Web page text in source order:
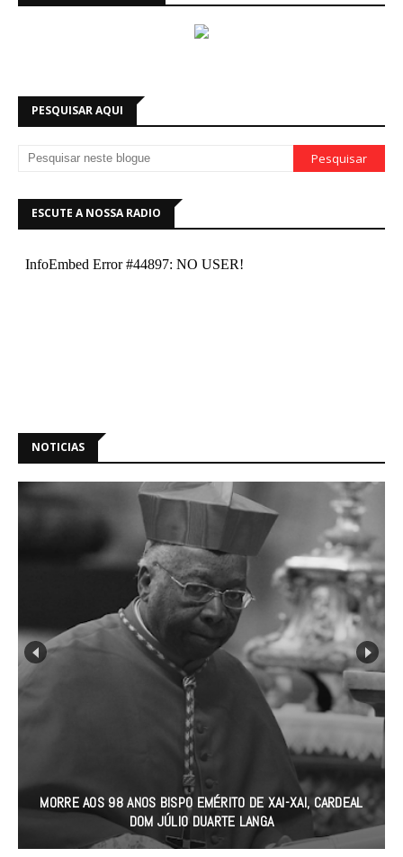
PESQUISAR AQUI
ESCUTE A NOSSA RADIO
NOTICIAS
MORRE AOS 98 ANOS BISPO EMÉRITO DE XAI-XAI, CARDEAL
DOM JÚLIO DUARTE LANGA